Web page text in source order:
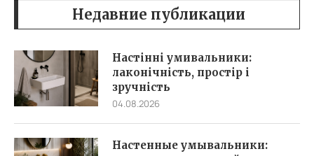
Недавние публикации
Настінні умивальники:
лаконічність, простір і
зручність
04.08.2026
Настенные умывальники: